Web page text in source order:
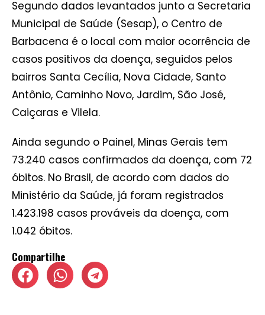
Segundo dados levantados junto a Secretaria
Municipal de Saúde (Sesap), o Centro de
Barbacena é o local com maior ocorrência de
casos positivos da doença, seguidos pelos
bairros Santa Cecília, Nova Cidade, Santo
Antônio, Caminho Novo, Jardim, São José,
Caiçaras e Vilela.
Ainda segundo o Painel, Minas Gerais tem
73.240 casos confirmados da doença, com 72
óbitos. No Brasil, de acordo com dados do
Ministério da Saúde, já foram registrados
1.423.198 casos prováveis da doença, com
1.042 óbitos.
Compartilhe